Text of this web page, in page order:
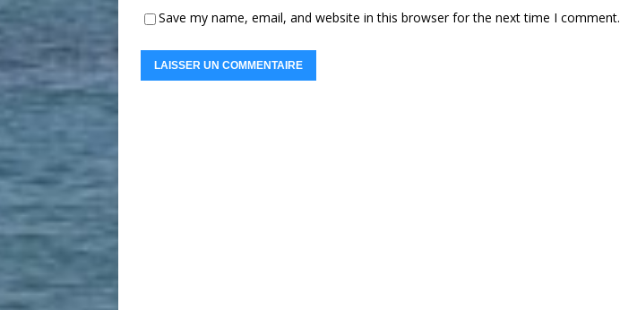
Save my name, email, and website in this browser for the next time I comment.